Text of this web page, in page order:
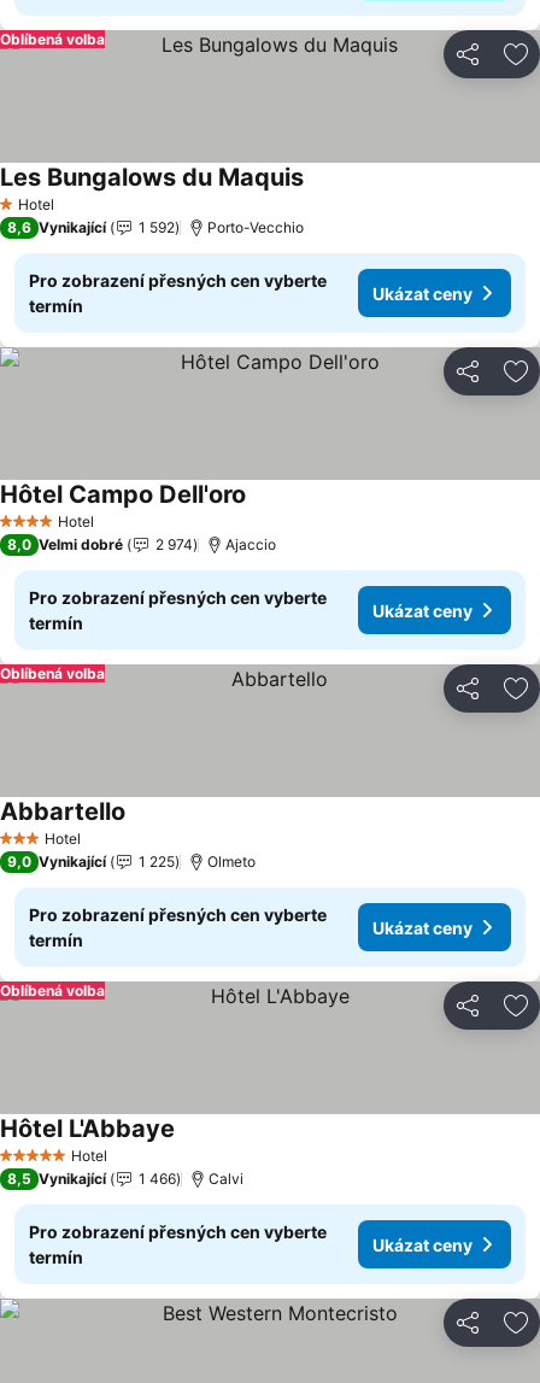
Sdílet
Oblíbená volba
1 Počet hvězdiček
Hotel
Les Bungalows du Maquis
8,6 Vynikající 1 592 Porto-Vecchio
Pro zobrazení přesných cen vyberte
termín
Ukázat ceny
Sdílet
4 Počet hvězdiček
Hotel
Hôtel Campo Dell'oro
8,0 Velmi dobré 2 974 Ajaccio
Pro zobrazení přesných cen vyberte
termín
Ukázat ceny
Sdílet
Oblíbená volba
3 Počet hvězdiček
Hotel
Abbartello
9,0 Vynikající 1 225 Olmeto
Pro zobrazení přesných cen vyberte
termín
Ukázat ceny
Sdílet
Oblíbená volba
5 Počet hvězdiček
Hotel
Hôtel L'Abbaye
8,5 Vynikající 1 466 Calvi
Pro zobrazení přesných cen vyberte
termín
Ukázat ceny
Sdílet